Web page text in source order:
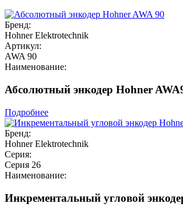
Бренд:
Hohner Elektrotechnik
Артикул:
AWA 90
Наименование:
Абсолютный энкодер Hohner
Подробнее
Бренд:
Hohner Elektrotechnik
Серия:
Серия 26
Наименование:
Инкрементальный угловой